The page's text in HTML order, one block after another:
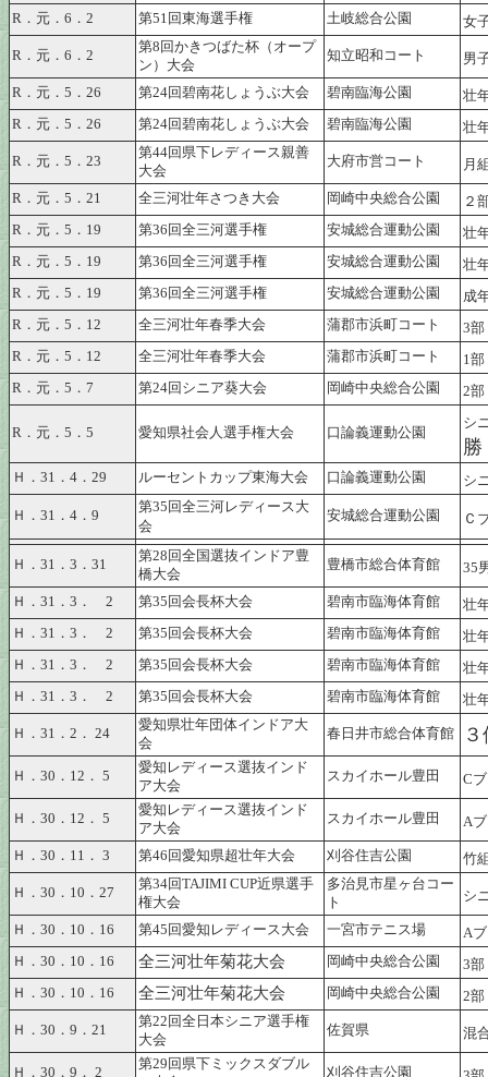
R．元．6．2 第51回東海選手権 土岐総合公園 女
R．元．6．2
第8回かきつばた杯（オープ
ン）大会
知立昭和コート 男
R．元．5．26 第24回碧南花しょうぶ大会 碧南臨海公園
壮
R．元．5．26
第24回碧南花しょうぶ大会 碧南臨海公園 壮
R．元．5．23
第44回県下レディース親善
大会
大府市営コート 月
R．元．5．21 全三河壮年さつき大会 岡崎中央総合公園
R．元．5．19
第36回全三河選手権 安城総合運動公園
壮
R．元．5．19
第36回全三河選手権 安城総合運動公園
壮
R．元．5．19
第36回全三河選手権 安城総合運動公園
成
R．元．5．12
全三河壮年春季大会 蒲郡市浜町コート
3
R．元．5．12
全三河壮年春季大会 蒲郡市浜町コート
1
R．元．5．7
第24回シニア葵大会 岡崎中央総合公園 2
R．元．5．5 愛知県社会人選手権大会 口論義運動公園
シ
勝
Ｈ．31．4．29 ルーセントカップ東海大会 口論義運動公園 シ
Ｈ．31．4．9
第35 回全三河レディース大
会
安城総合運動公園 Ｃ
Ｈ．31．3．31
第28回全国選抜インドア豊
橋大会
豊橋市総合体育館 35
Ｈ．31．3． 2 第35回会長杯大会 碧南市臨海体育館
壮
Ｈ．31．3． 2
第35回会長杯大会 碧南市臨海体育館
壮
Ｈ．31．3． 2
第35回会長杯大会 碧南市臨海体育館
壮
Ｈ．31．3． 2
第35回会長杯大会 碧南市臨海体育館 壮
Ｈ．31．2． 24
愛知県壮年団体インドア大
会
春日井市総合体育館
Ｈ．30．12． 5
愛知レディース選抜インド
ア大会
スカイホール豊田 C
Ｈ．30．12． 5
愛知レディース選抜インド
ア大会
スカイホール豊田 A
Ｈ．30．11． 3 第46回愛知県超壮年大会 刈谷住吉公園 竹
Ｈ．30．10．27
第34回TAJIMI CUP近県選手
権大会
多治見市星ヶ台コー
ト
シ
Ｈ．30．10．16 第45回愛知レディース大会 一宮市テニス場
A
Ｈ．30．10．16
全三河壮年菊花大会 岡崎中央総合公園
3
Ｈ．30．10．16
全三河壮年菊花大会 岡崎中央総合公園 2
Ｈ．30．9．21
第22回全日本シニア選手権
大会
佐賀県 混
Ｈ．30．9． 2
第29回県下ミックスダブル
刈谷住吉公園